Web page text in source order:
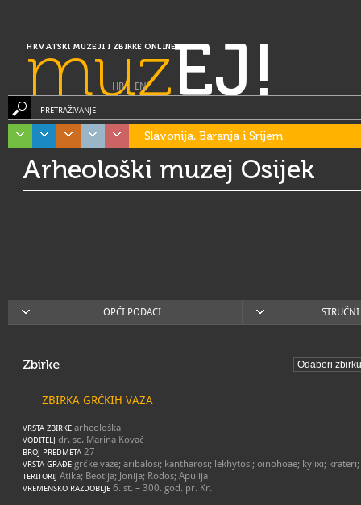
HRVATSKI MUZEJI I ZBIRKE ONLINE
muzEJ!
HR| EN
PRETRAŽIVANJE
Slavonija, Baranja i Srijem
Arheološki muzej Osijek
OPĆI PODACI
Zbirke
ZBIRKA GRČKIH VAZA
VRSTA ZBIRKE arheološka
VODITELJ dr. sc. Marina Kovač
BROJ PREDMETA 27
VRSTA GRAĐE grčke vaze; aribalosi; kantharosi; lekhytosi; oinohoae; kylixi;
TERITORIJ Atika; Beotija; Jonija; Rodos; Apulija
VREMENSKO RAZDOBLJE 6. st. – 300. god. pr. Kr.